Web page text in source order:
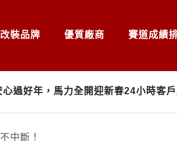
改裝品牌 優質廠商 賽道成績
過好年，馬力全開迎新春24小時客戶